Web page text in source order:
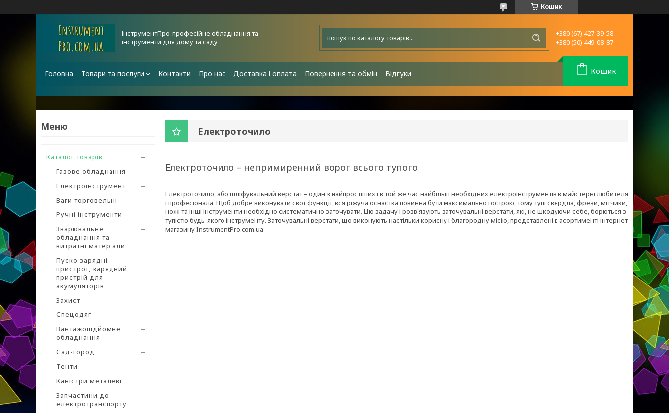
Кошик
ІнструментПро-професійне обладнання та
інструменти для дому та саду
+380 (67) 427-39-58
+380 (50) 449-08-87
Головна Товари та послуги Контакти Про нас Доставка і оплата Повернення та обмін Відгуки Кошик
Каталог товарів
Газове обладнання
Електроінструмент
Ваги торговельні
Ручні інструменти
Зварювальне
обладнання та
витратні матеріали
Пуско зарядні
пристрої, зарядний
пристрій для
акумуляторів
Захист
Спецодяг
Вантажопідйомне
обладнання
Сад-город
Тенти
Каністри металеві
Запчастини до
електротранспорту
Електроточило
Електроточило – непримиренний ворог всього тупого
Електроточило, або шліфувальний верстат – один з найпростіших і в той же час найбільш необхідних електроінструментів в майстерні любителя
і професіонала. Щоб добре виконувати свої функції, вся ріжуча оснастка повинна бути максимально гострою, тому тупі свердла, фрези, мітчики,
ножі та інші інструменти необхідно систематично заточувати. Цю задачу і розв'язують заточувальні верстати, які, не шкодуючи себе, борються з
тупістю будь-якого інструменту. Заточувальні верстати, що виконують настільки корисну і благородну місію, представлені в асортименті інтернет
магазину InstrumentPro.com.ua